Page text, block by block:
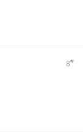
8#